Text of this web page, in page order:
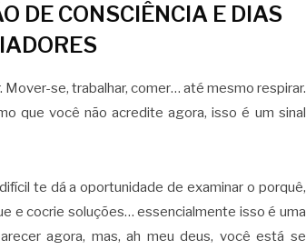
DE CONSCIÊNCIA E DIAS
se, trabalhar, comer… até mesmo respirar.
que você não acredite agora, isso é um sinal
te dá a oportunidade de examinar o porquê,
e cocrie soluções… essencialmente isso é uma
agora, mas, ah meu deus, você está se